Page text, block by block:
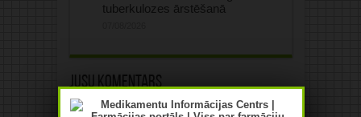
tuberkulozes ārstēšanā
Jūsu komentārs
Jūsu e-pasta adrese netiks